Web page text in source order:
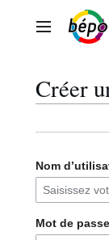
contenuMenu
Créer
Nom
Mot de passe